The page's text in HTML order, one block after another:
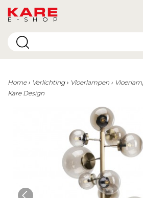
E-SHOP
Home Verlichting Vloerlampen
Kare Design